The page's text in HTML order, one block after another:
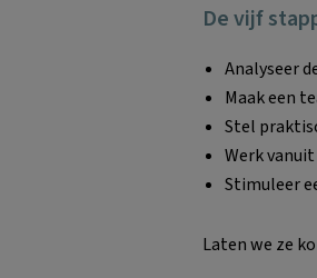
De vijf
Analyseer
Maak een
Stel
Werk
Stimuleer
Laten we ze